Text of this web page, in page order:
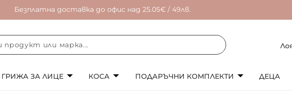
Безплатна доставка до офис над 25.05€ / 49лв.
ГРИЖА ЗА ЛИЦЕ КОСА ПОДАРЪЧНИ КОМПЛЕКТИ ДЕЦА